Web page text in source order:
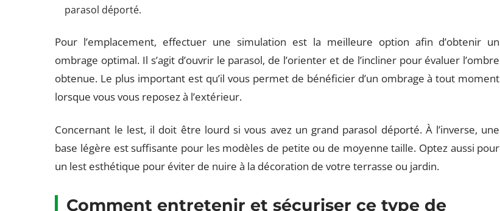
parasol déporté.
Pour l’emplacement, effectuer une simulation est la meilleure option afin d’obtenir un
ombrage optimal. Il s’agit d’ouvrir le parasol, de l’orienter et de l’incliner pour évaluer l’ombre
obtenue. Le plus important est qu’il vous permet de bénéficier d’un ombrage à tout moment
lorsque vous vous reposez à l’extérieur.
Concernant le lest, il doit être lourd si vous avez un grand parasol déporté. À l’inverse, une
base légère est suffisante pour les modèles de petite ou de moyenne taille. Optez aussi pour
un lest esthétique pour éviter de nuire à la décoration de votre terrasse ou jardin.
Comment entretenir et sécuriser ce type de